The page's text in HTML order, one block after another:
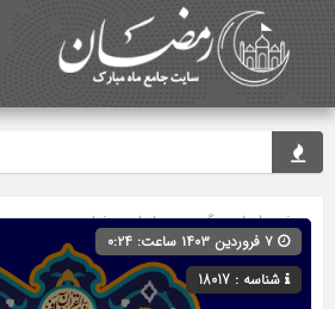
صفحه اصلی» گروه »دعاهای رمضان
شناسه : 18017